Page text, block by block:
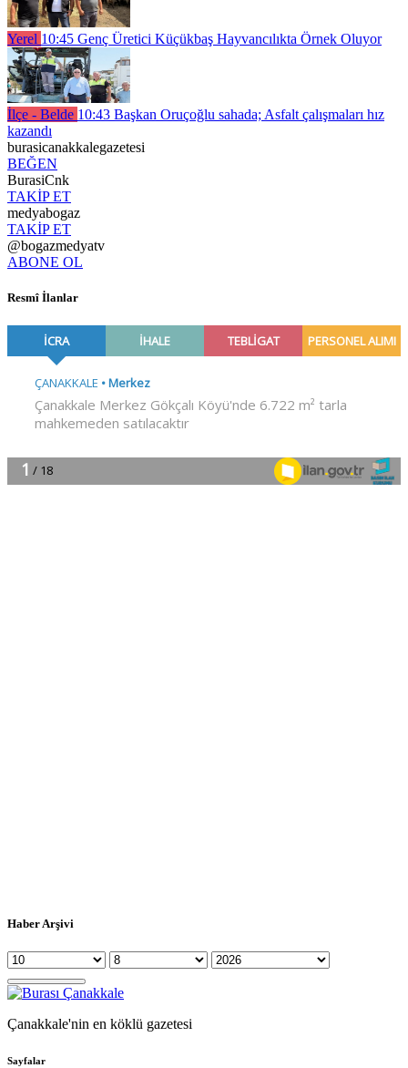
Yerel 10:45 Genç Üretici Küçükbaş Hayvancılıkta Örnek Oluyor
İlçe - Belde 10:43 Başkan Oruçoğlu sahada; Asfalt çalışmaları hız
kazandı
burasicanakkalegazetesi
BEĞEN
BurasiCnk
TAKİP ET
medyabogaz
TAKİP ET
@bogazmedyatv
ABONE OL
Resmî İlanlar
Haber Arşivi
Çanakkale'nin en köklü gazetesi
Sayfalar